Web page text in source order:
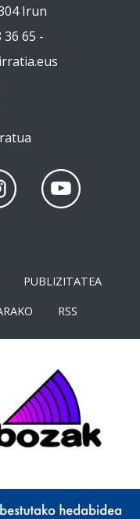
Irun
36 65 -
PUBLIZITATEA
RSS